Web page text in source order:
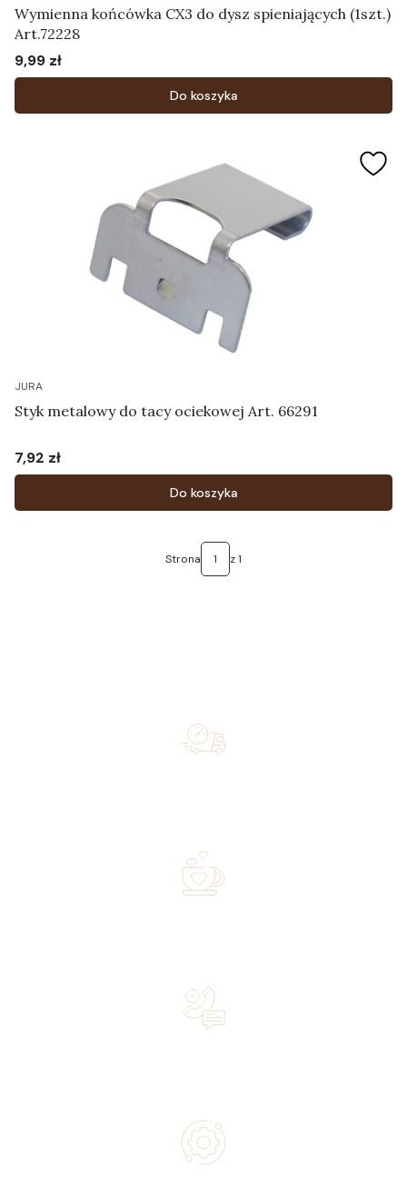
Wymienna końcówka CX3 do dysz spieniających (1szt.)
Art.72228
Cena
9,99 zł
Do koszyka
JURA
Styk metalowy do tacy ociekowej Art. 66291
Cena
7,92 zł
Do koszyka
Strona z 1